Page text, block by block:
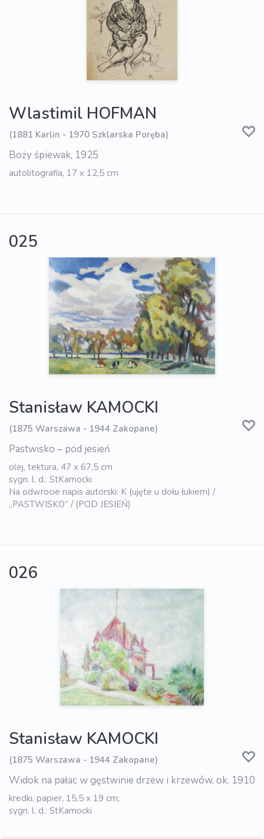
Wlastimil HOFMAN
(1881 Karlin - 1970 Szklarska Poręba)
Boży śpiewak, 1925
autolitografia, 17 x 12,5 cm
025
Stanisław KAMOCKI
(1875 Warszawa - 1944 Zakopane)
Pastwisko – pod jesień
olej, tektura, 47 x 67,5 cm
sygn. l. d.: StKamocki
Na odwrocie napis autorski: K (ujęte u dołu łukiem) /
„PASTWISKO” / (POD JESIEŃ)
026
Stanisław KAMOCKI
(1875 Warszawa - 1944 Zakopane)
Widok na pałac w gęstwinie drzew i krzewów, ok. 1910
kredki, papier, 15,5 x 19 cm;
sygn. l. d.: StKamocki